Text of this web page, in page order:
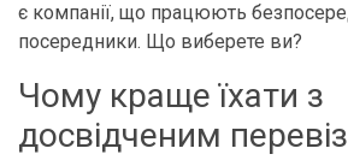
є компанії, що працюють
посередники. Що виберете ви?
Чому краще їхати з
досвідченим